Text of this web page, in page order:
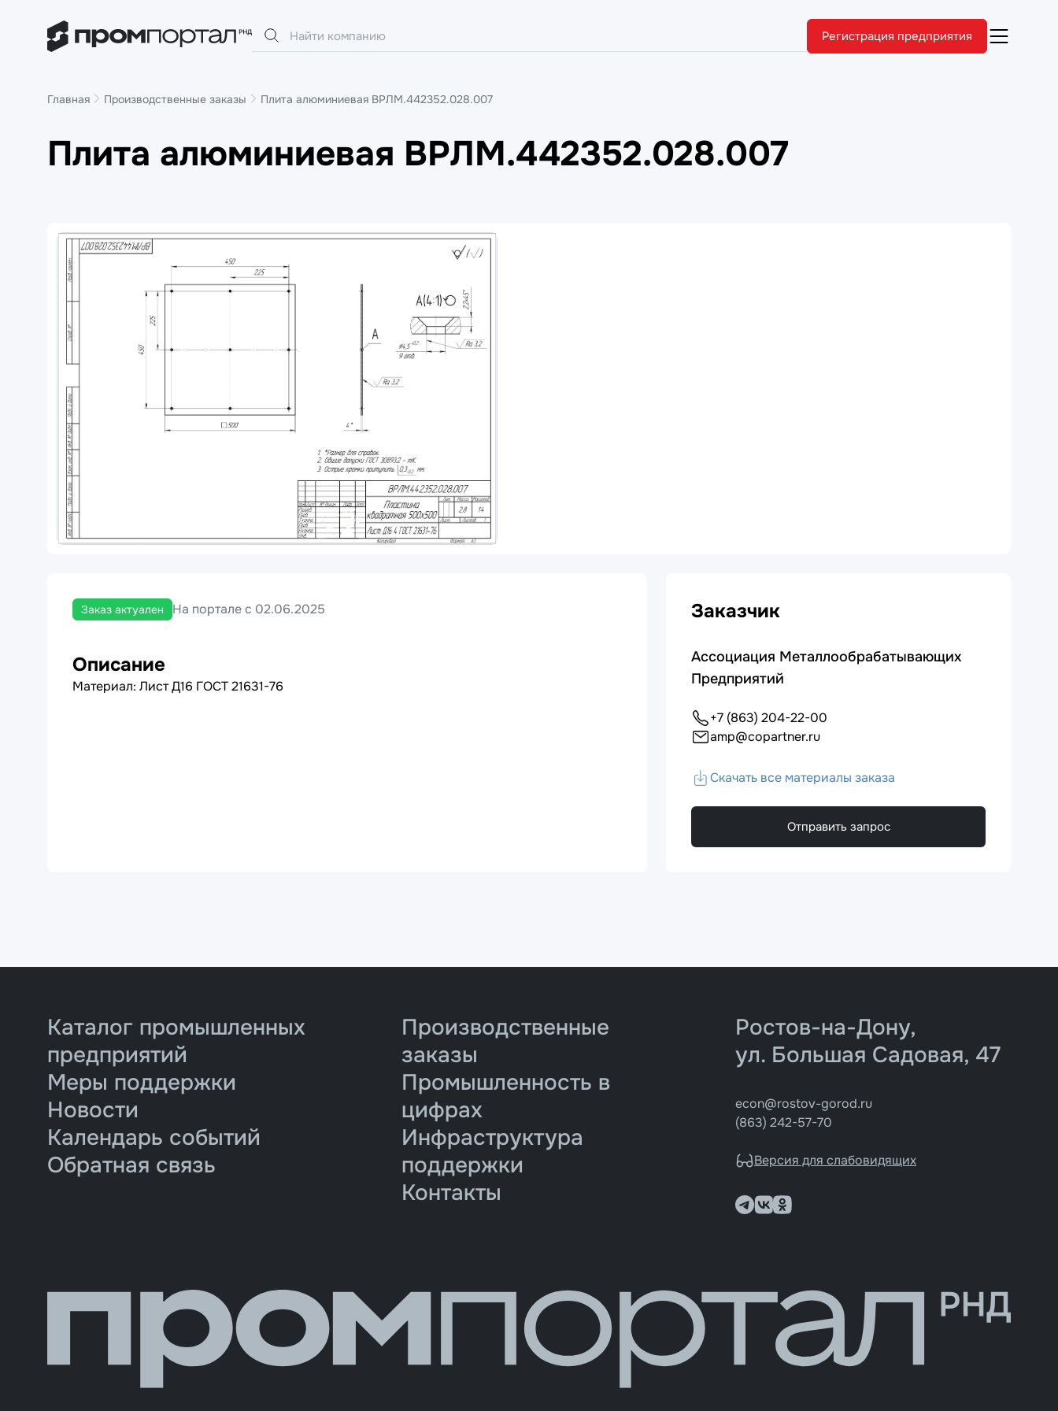
Регистрация предприятия
Главная Производственные заказы Плита алюминиевая ВРЛМ.442352.028.007
Плита алюминиевая ВРЛМ.442352.028.007
Заказ актуален На портале с 02.06.2025
Описание
Материал: Лист Д16 ГОСТ 21631-76
Заказчик
Ассоциация Металлообрабатывающих
Предприятий
+7 (863) 204-22-00
amp@copartner.ru
Скачать все материалы заказа
Отправить запрос
Каталог промышленных
предприятий
Меры поддержки
Новости
Календарь событий
Обратная связь
Производственные
заказы
Промышленность в
цифрах
Инфраструктура
поддержки
Контакты
Ростов-на-Дону,
ул. Большая Садовая, 47
econ@rostov-gorod.ru
(863) 242-57-70
Версия для слабовидящих